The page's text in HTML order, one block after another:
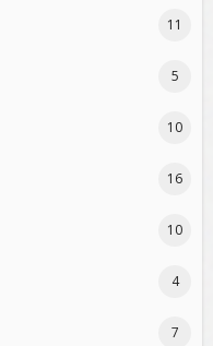
11
5
10
16
10
4
7